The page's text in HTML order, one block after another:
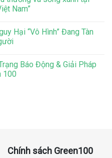
Nam”
Hại “Vô Hình” Đang Tàn
Báo Động & Giải Pháp
100
Chính sách Green100